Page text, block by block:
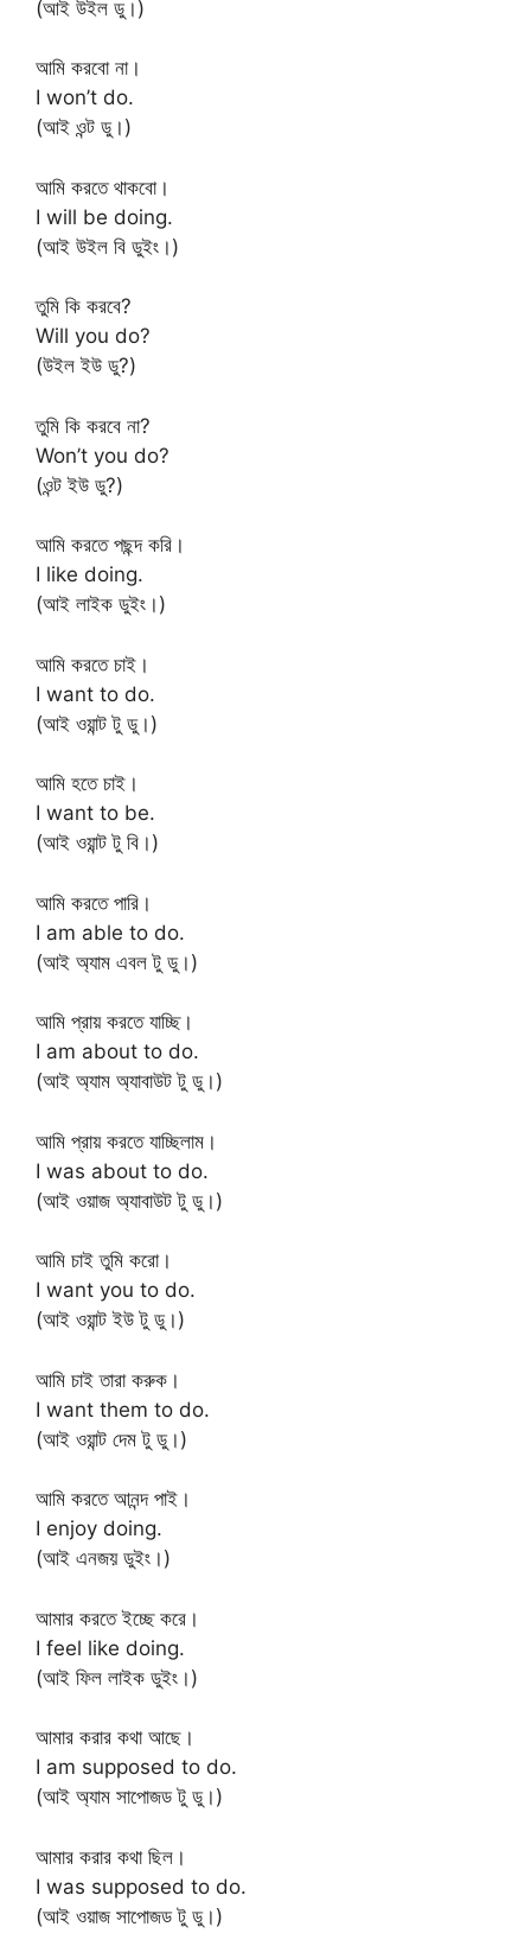
(আই উইল ডু।)
আমি করবো না।
I won’t do.
(আই ওন্ট ডু।)
আমি করতে থাকবো।
I will be doing.
(আই উইল বি ডুইং।)
তুমি কি করবে?
Will you do?
(উইল ইউ ডু?)
তুমি কি করবে না?
Won’t you do?
(ওন্ট ইউ ডু?)
আমি করতে পছন্দ করি।
I like doing.
(আই লাইক ডুইং।)
আমি করতে চাই।
I want to do.
(আই ওয়ান্ট টু ডু।)
আমি হতে চাই।
I want to be.
(আই ওয়ান্ট টু বি।)
আমি করতে পারি।
I am able to do.
(আই অ্যাম এবল টু ডু।)
আমি প্রায় করতে যাচ্ছি।
I am about to do.
(আই অ্যাম অ্যাবাউট টু ডু।)
আমি প্রায় করতে যাচ্ছিলাম।
I was about to do.
(আই ওয়াজ অ্যাবাউট টু ডু।)
আমি চাই তুমি করো।
I want you to do.
(আই ওয়ান্ট ইউ টু ডু।)
আমি চাই তারা করুক।
I want them to do.
(আই ওয়ান্ট দেম টু ডু।)
আমি করতে আনন্দ পাই।
I enjoy doing.
(আই এনজয় ডুইং।)
আমার করতে ইচ্ছে করে।
I feel like doing.
(আই ফিল লাইক ডুইং।)
আমার করার কথা আছে।
I am supposed to do.
(আই অ্যাম সাপোজড টু ডু।)
আমার করার কথা ছিল।
I was supposed to do.
(আই ওয়াজ সাপোজড টু ডু।)